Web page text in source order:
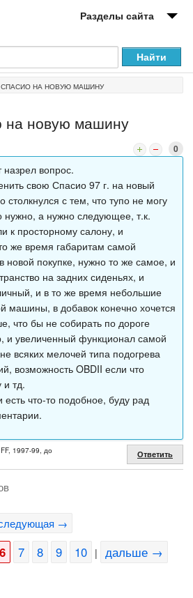
Разделы сайта
НА НОВУЮ МАШИНУ
на новую машину
0
вопрос.
свою Спасио 97 г. на новый
столкнулся с тем, что тупо не могу
нужно, а нужно следующее, т.к.
к просторному салону, и
же время габаритам самой
новой покупке, нужно то же самое, и
на задних сиденьях, и
и в то же время небольшие
машины, в добавок конечно хочется
что бы не собирать по дороге
и увеличенный функционал самой
всяких мелочей типа подогрева
возможность OBDII если что
и тд.
что-то подобное, буду рад
1997-99, до
Ответить
→
6 7 8 9 10 |
дальше →